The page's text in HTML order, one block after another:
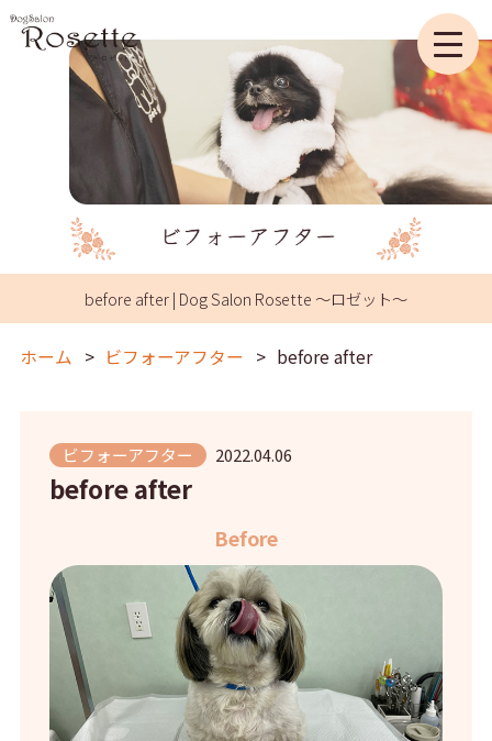
before after | Dog Salon Rosette ～ロゼット～
ホーム ビフォーアフター before after
ビフォーアフター 2022.04.06
before after
Before